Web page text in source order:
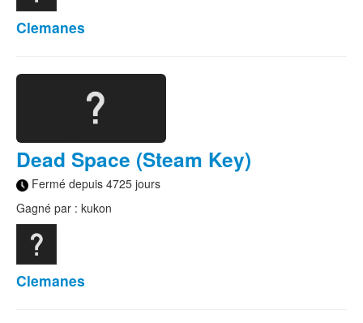
Clemanes
Dead Space (Steam Key)
Fermé depuis 4725 jours
Gagné par : kukon
Clemanes